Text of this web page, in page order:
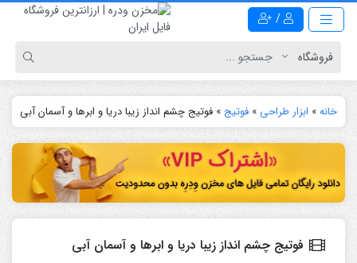
/
خانه» ابزار طراحی » فوتیج » فوتیج چشم انداز زیبا دریا و ابرها و آسمان آبی
فوتیج چشم انداز زیبا دریا و ابرها و آسمان آبی